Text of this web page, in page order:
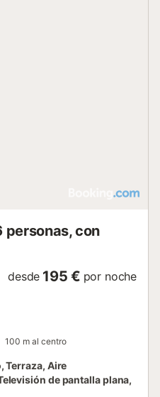
con
desde 195 € por noche
100 m al centro
Terraza, Aire
de pantalla plana,